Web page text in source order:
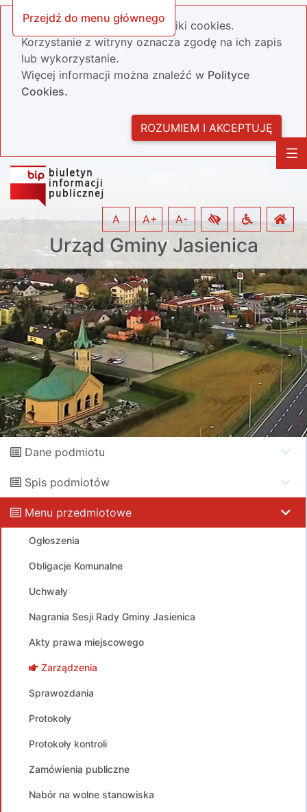
Przejdź do menu głównego
Nasza strona wykorzystuje pliki cookies.
Korzystanie z witryny oznacza zgodę na ich zapis
lub wykorzystanie.
Więcej informacji można znaleźć w Polityce
Cookies.
ROZUMIEM I AKCEPTUJĘ
Urząd Gminy Jasienica
A A+ A-
Dane podmiotu
Spis podmiotów
Menu przedmiotowe
Ogłoszenia
Obligacje Komunalne
Uchwały
Nagrania Sesji Rady Gminy Jasienica
Akty prawa miejscowego
Zarządzenia
Sprawozdania
Protokoły
Protokoły kontroli
Zamówienia publiczne
Nabór na wolne stanowiska